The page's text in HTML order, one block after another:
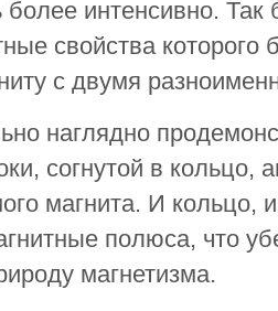
более интенсивно.
свойства которого
с двумя
наглядно
согнутой в кольцо,
магнита. И кольцо,
полюса, что
магнетизма.